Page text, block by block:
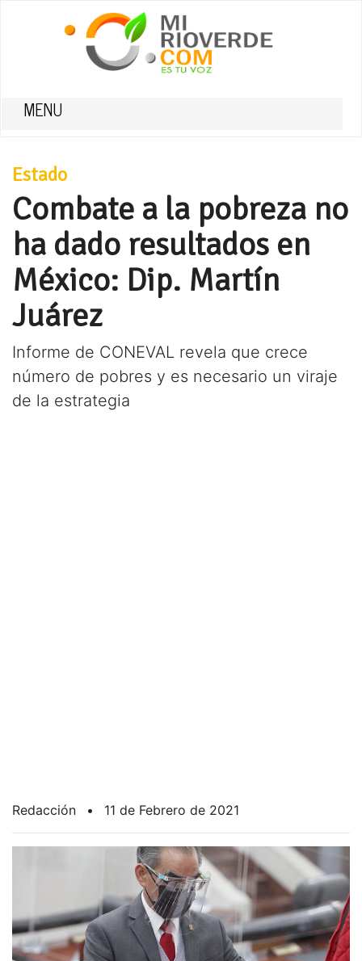
MENU
Estado
Combate a la pobreza no
ha dado resultados en
México: Dip. Martín
Juárez
Informe de CONEVAL revela que crece
número de pobres y es necesario un viraje
de la estrategia
Redacción • 11 de Febrero de 2021